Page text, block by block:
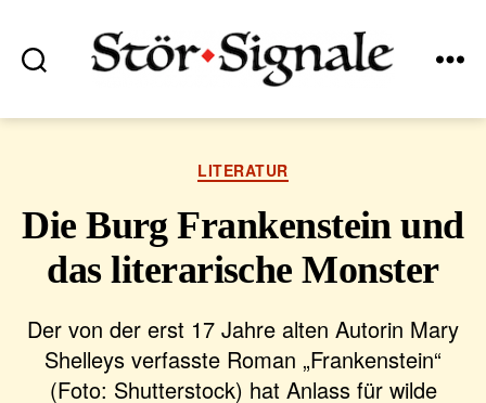
Kategorien
LITERATUR
Die Burg Frankenstein und
das literarische Monster
Der von der erst 17 Jahre alten Autorin Mary
Shelleys verfasste Roman „Frankenstein“
(Foto: Shutterstock) hat Anlass für wilde